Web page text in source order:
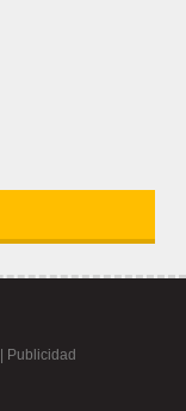
Publicidad